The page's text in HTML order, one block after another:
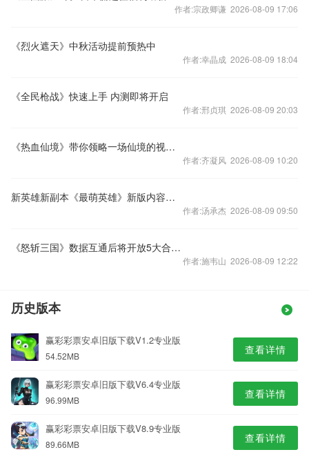
作者:宗政卿谦 2026-08-09 17:06
《烈火遮天》中秋活动提前预热中
作者:幸晶成 2026-08-09 18:04
《全民枪战》快速上手 内测即将开启
作者:邢贞琪 2026-08-09 20:03
《热血仙境》带你领略一场仙境的视觉盛宴
作者:齐凝风 2026-08-09 10:20
新英雄新副本《最萌英雄》新版内容连连更新
作者:汤承杰 2026-08-09 09:50
《怒斩三国》数据互通后将开放5大合服活动
作者:施韦山 2026-08-09 12:22
历史版本
赢彩彩票安卓旧版下载V1.2专业版
54.52MB 查看详情
赢彩彩票安卓旧版下载V6.4专业版
96.99MB 查看详情
赢彩彩票安卓旧版下载V8.9专业版
89.66MB 查看详情